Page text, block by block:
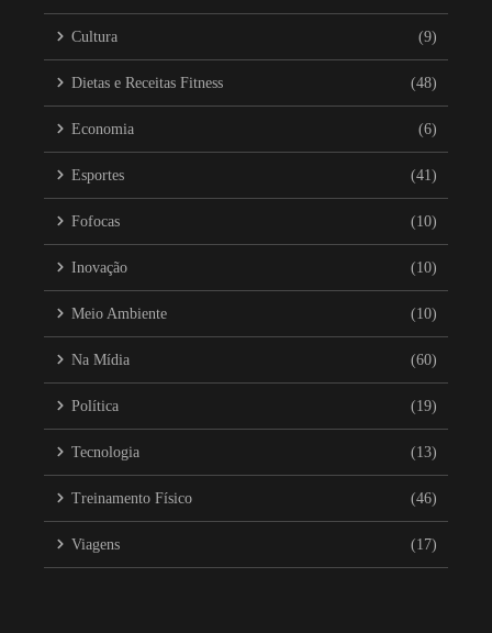
Cultura (9)
Dietas e Receitas Fitness (48)
Economia (6)
Esportes (41)
Fofocas (10)
Inovação (10)
Meio Ambiente (10)
Na Mídia (60)
Política (19)
Tecnologia (13)
Treinamento Físico (46)
Viagens (17)